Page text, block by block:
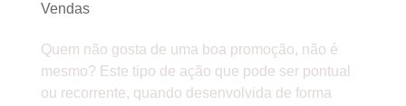
Vendas
Quem não gosta de uma boa promoção, não é
mesmo? Este tipo de ação que pode ser pontual
ou recorrente, quando desenvolvida de forma